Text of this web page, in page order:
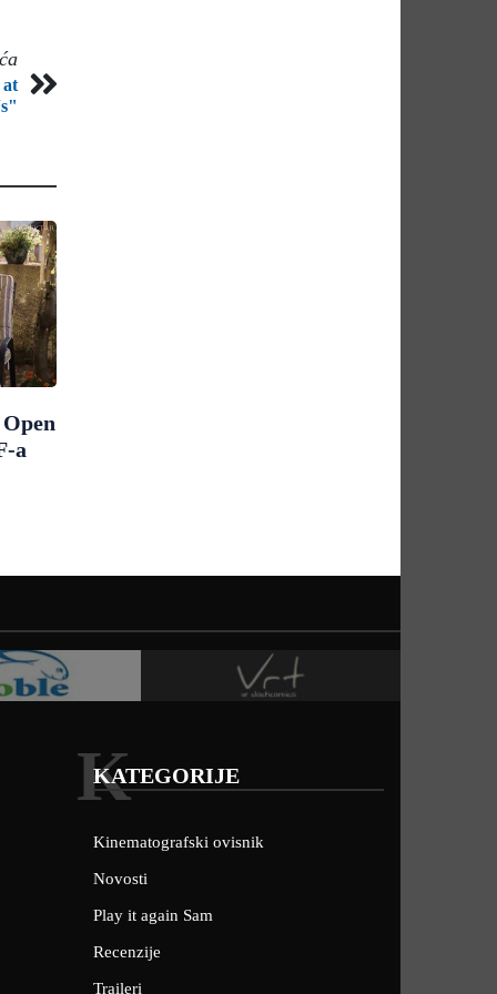
at
a
KATEGORIJE
K
Kinematografski ovisnik
Novosti
Play it again Sam
Recenzije
Traileri